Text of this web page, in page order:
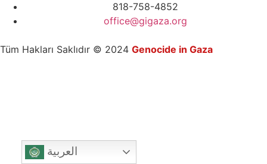
818-758-4852
office@gigaza.org
Tüm Hakları Saklıdır © 2024 Genocide in Gaza
العربية